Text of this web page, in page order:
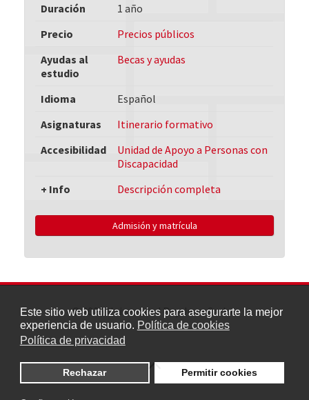
Este sitio web utiliza cookies para asegurarte la mejor
experiencia de usuario. Política de cookies
Política de privacidad
Rechazar Permitir cookies
Duración
1 año
Precio
Precios públicos
Ayudas al
estudio
Becas y ayudas
Idioma
Español
Asignaturas
Itinerario formativo
Accesibilidad
Unidad de Apoyo a Personas con
Discapacidad
+ Info
Descripción completa
Admisión y matrícula
© 2026 Universidad Rey Juan Carlos